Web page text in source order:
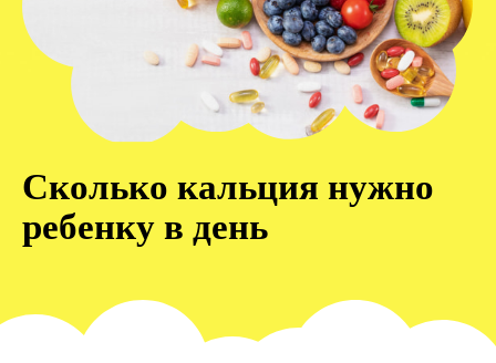
Сколько кальция нужно
ребенку в день